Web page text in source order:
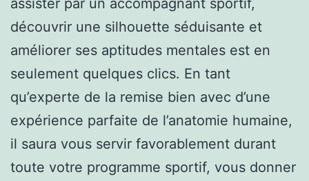
découvrir une silhouette séduisante et
améliorer ses aptitudes mentales est en
seulement quelques clics. En tant
qu’experte de la remise bien avec d’une
expérience parfaite de l’anatomie humaine,
il saura vous servir favorablement durant
toute votre programme sportif, vous donner